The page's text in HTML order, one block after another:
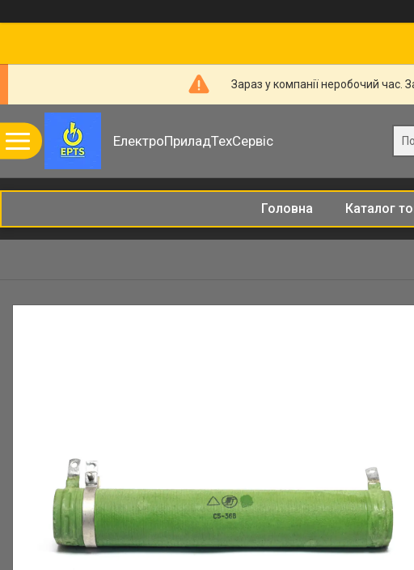
Зараз у компанії неробочий час.
ЕлектроПриладТехСервіс
Головна Каталог